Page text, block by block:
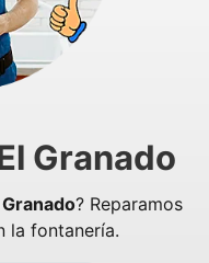
Granado
? Reparamos
la fontanería.